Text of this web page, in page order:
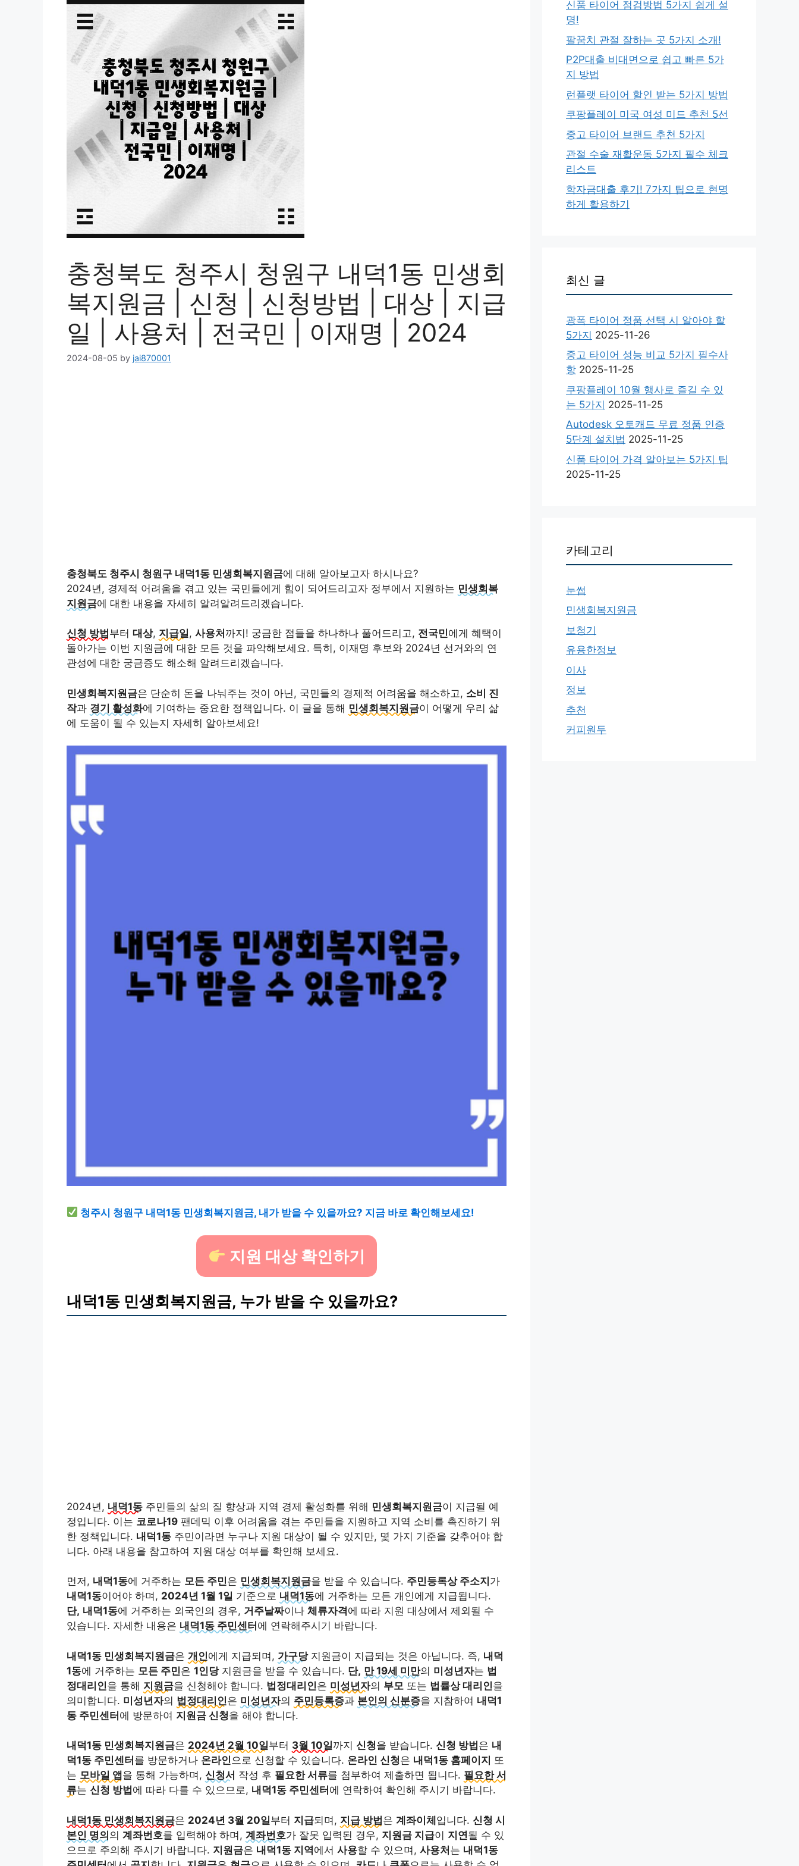
충청북도 청주시 청원구 내덕1동 민생회
복지원금 | 신청 | 신청방법 | 대상 | 지급
일 | 사용처 | 전국민 | 이재명 | 2024
2024-08-05 by jai870001
충청북도 청주시 청원구 내덕1동 민생회복지원금에 대해 알아보고자 하시나요?
2024년, 경제적 어려움을 겪고 있는 국민들에게 힘이 되어드리고자 정부에서 지원하는 민생회복
지원금에 대한 내용을 자세히 알려알려드리겠습니다.
신청 방법 부터 대상, 지급일, 사용처 까지! 궁금한 점들을 하나하나 풀어드리고, 전국민에게 혜택이
돌아가는 이번 지원금에 대한 모든 것을 파악해보세요. 특히, 이재명 후보와 2024년 선거와의 연
관성에 대한 궁금증도 해소해 알려드리겠습니다.
민생회복지원금은 단순히 돈을 나눠주는 것이 아닌, 국민들의 경제적 어려움을 해소하고, 소비 진
작과 경기 활성화에 기여하는 중요한 정책입니다. 이 글을 통해 민생회복지원금이 어떻게 우리 삶
에 도움이 될 수 있는지 자세히 알아보세요!
청주시 청원구 내덕1동 민생회복지원금, 내가 받을 수 있을까요? 지금 바로 확인해보세요!
지원 대상 확인하기
내덕1동 민생회복지원금, 누가 받을 수 있을까요?
2024년, 내덕1동 주민들의 삶의 질 향상과 지역 경제 활성화를 위해 민생회복지원금이 지급될 예
정입니다. 이는 코로나19 팬데믹 이후 어려움을 겪는 주민들을 지원하고 지역 소비를 촉진하기 위
한 정책입니다. 내덕1동 주민이라면 누구나 지원 대상이 될 수 있지만, 몇 가지 기준을 갖추어야 합
니다. 아래 내용을 참고하여 지원 대상 여부를 확인해 보세요.
먼저, 내덕1동에 거주하는 모든 주민은 민생회복지원금을 받을 수 있습니다. 주민등록상 주소지 가
내덕1동이어야 하며, 2024년 1월 1일 기준으로 내덕1동에 거주하는 모든 개인에게 지급됩니다.
단, 내덕1동에 거주하는 외국인의 경우, 거주날짜이나 체류자격에 따라 지원 대상에서 제외될 수
있습니다. 자세한 내용은 내덕1동 주민센터 에 연락해주시기 바랍니다.
내덕1동 민생회복지원금은 개인에게 지급되며, 가구당지원금이 지급되는 것은 아닙니다. 즉, 내덕
1동에 거주하는 모든 주민은 1인당지원금을 받을 수 있습니다. 단, 만 19세 미만의 미성년자는 법
정대리인을 통해 지원금을 신청해야 합니다. 법정대리인은 미성년자의 부모 또는 법률상 대리인을
의미합니다. 미성년자의 법정대리인은 미성년자의 주민등록증과 본인의 신분증을 지참하여 내덕1
동 주민센터에 방문하여 지원금 신청을 해야 합니다.
내덕1동 민생회복지원금은 2024년 2월 10일부터 3월 10일까지 신청을 받습니다. 신청 방법 은 내
덕1동 주민센터 를 방문하거나 온라인으로 신청할 수 있습니다. 온라인 신청은 내덕1동 홈페이지 또
는 모바일 앱 을 통해 가능하며, 신청서 작성 후 필요한 서류를 첨부하여 제출하면 됩니다. 필요한 서
류는 신청 방법 에 따라 다를 수 있으므로, 내덕1동 주민센터 에 연락하여 확인해 주시기 바랍니다.
내덕1동 민생회복지원금은 2024년 3월 20일부터 지급되며, 지급 방법은 계좌이체입니다. 신청 시
본인 명의의 계좌번호를 입력해야 하며, 계좌번호가 잘못 입력된 경우, 지원금 지급이 지연될 수 있
으므로 주의해 주시기 바랍니다. 지원금은 내덕1동 지역에서 사용할 수 있으며, 사용처는 내덕1동
신품 타이어 점검방법 5가지 쉽게 설
명!
팔꿈치 관절 잘하는 곳 5가지 소개!
P2P대출 비대면으로 쉽고 빠른 5가
지 방법
런플랫 타이어 할인 받는 5가지 방법
쿠팡플레이 미국 여성 미드 추천 5선
중고 타이어 브랜드 추천 5가지
관절 수술 재활운동 5가지 필수 체크
리스트
학자금대출 후기! 7가지 팁으로 현명
하게 활용하기
최신 글
광폭 타이어 정품 선택 시 알아야 할
5가지 2025-11-26
중고 타이어 성능 비교 5가지 필수사
항 2025-11-25
쿠팡플레이 10월 행사로 즐길 수 있
는 5가지 2025-11-25
Autodesk 오토캐드 무료 정품 인증
5단계 설치법 2025-11-25
신품 타이어 가격 알아보는 5가지 팁
2025-11-25
카테고리
눈썹
민생회복지원금
보청기
유용한정보
이사
정보
추천
커피원두